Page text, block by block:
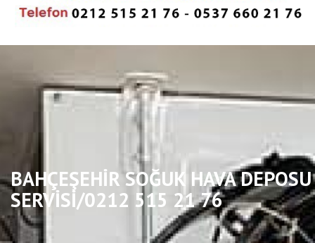
BAHÇEŞEHİR SOĞUK HAVA DEPOSU
SERVİSİ/0212 515 21 76